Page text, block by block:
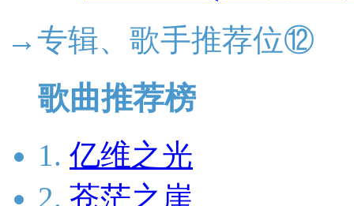
→专辑、歌手推荐位⑫
歌曲推荐榜
1. 亿维之光
2. 苍茫之崖